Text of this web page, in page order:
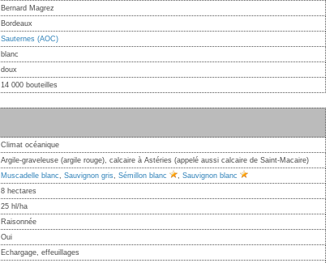
Bernard Magrez
Bordeaux
Sauternes (AOC)
blanc
doux
14 000 bouteilles
Climat océanique
Argile-graveleuse (argile rouge), calcaire à Astéries (appelé aussi calcaire de Saint-Macaire)
Muscadelle blanc, Sauvignon gris, Sémillon blanc , Sauvignon blanc
8 hectares
25 hl/ha
Raisonnée
Oui
Echargage, effeuillages